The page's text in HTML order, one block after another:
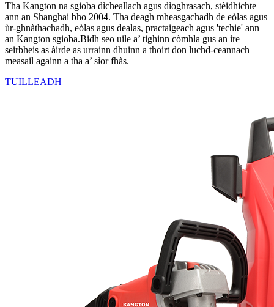
Tha Kangton na sgioba dìcheallach agus dìoghrasach, stèidhichte
ann an Shanghai bho 2004. Tha deagh mheasgachadh de eòlas agus
ùr-ghnàthachadh, eòlas agus dealas, practaigeach agus 'techie' ann
an Kangton sgioba.Bidh seo uile a’ tighinn còmhla gus an ìre
seirbheis as àirde as urrainn dhuinn a thoirt don luchd-ceannach
measail againn a tha a’ sìor fhàs.
TUILLEADH